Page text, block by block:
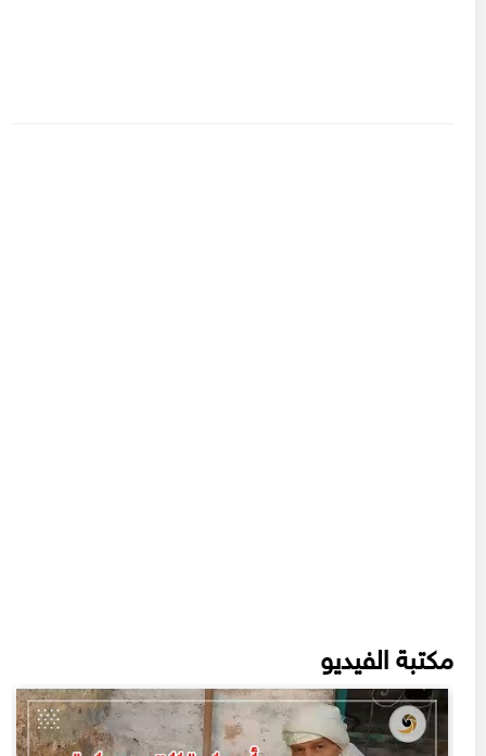
مكتبة الفيديو